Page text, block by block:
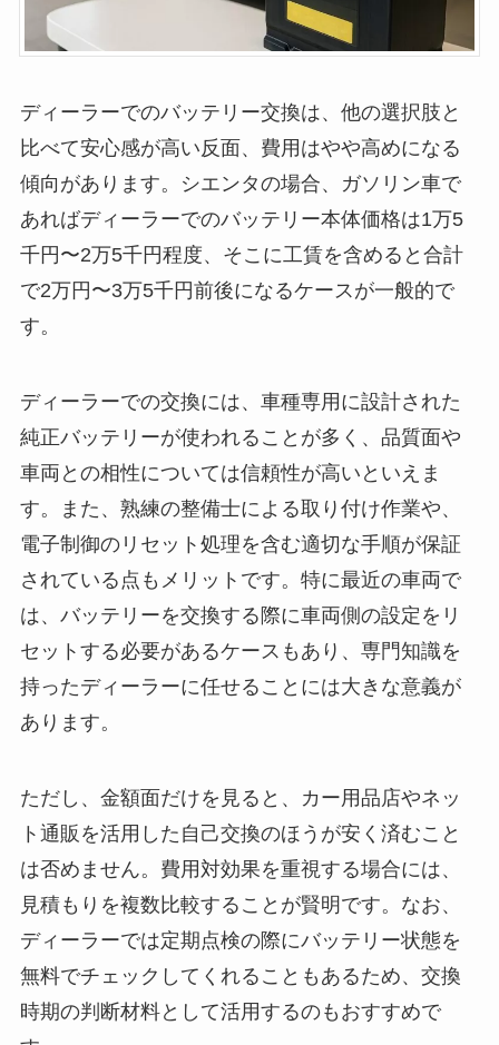
ディーラーでのバッテリー交換は、他の選択肢と
比べて安心感が高い反面、費用はやや高めになる
傾向があります。シエンタの場合、ガソリン車で
あればディーラーでのバッテリー本体価格は1万5
千円〜2万5千円程度、そこに工賃を含めると合計
で2万円〜3万5千円前後になるケースが一般的で
す。
ディーラーでの交換には、車種専用に設計された
純正バッテリーが使われることが多く、品質面や
車両との相性については信頼性が高いといえま
す。また、熟練の整備士による取り付け作業や、
電子制御のリセット処理を含む適切な手順が保証
されている点もメリットです。特に最近の車両で
は、バッテリーを交換する際に車両側の設定をリ
セットする必要があるケースもあり、専門知識を
持ったディーラーに任せることには大きな意義が
あります。
ただし、金額面だけを見ると、カー用品店やネッ
ト通販を活用した自己交換のほうが安く済むこと
は否めません。費用対効果を重視する場合には、
見積もりを複数比較することが賢明です。なお、
ディーラーでは定期点検の際にバッテリー状態を
無料でチェックしてくれることもあるため、交換
時期の判断材料として活用するのもおすすめで